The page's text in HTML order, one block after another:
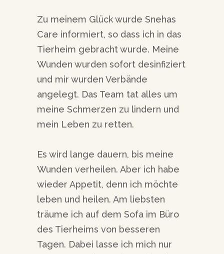
Zu meinem Glück wurde Snehas
Care informiert, so dass ich in das
Tierheim gebracht wurde. Meine
Wunden wurden sofort desinfiziert
und mir wurden Verbände
angelegt. Das Team tat alles um
meine Schmerzen zu lindern und
mein Leben zu retten.
Es wird lange dauern, bis meine
Wunden verheilen. Aber ich habe
wieder Appetit, denn ich möchte
leben und heilen. Am liebsten
träume ich auf dem Sofa im Büro
des Tierheims von besseren
Tagen. Dabei lasse ich mich nur